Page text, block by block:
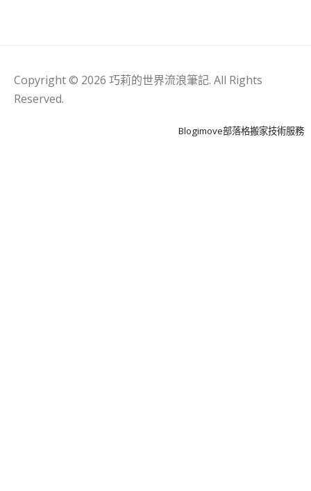
Copyright © 2026 巧莉的世界流浪筆記. All Rights
Reserved.
Blogimove部落格搬家技術服務